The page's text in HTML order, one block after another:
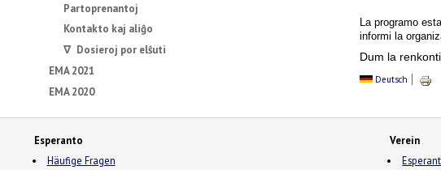
Partoprenantoj
Kontakto kaj aliĝo
∇ Dosieroj por elŝuti
EMA 2021
EMA 2020
La programo
informi la
Dum la
Deutsch
Esperanto
Häufige Fragen
Verein